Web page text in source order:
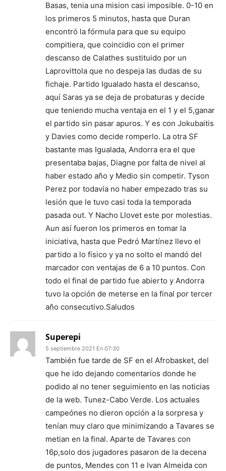
Basas, tenia una mision casi imposible. 0-10 en
los primeros 5 minutos, hasta que Duran
encontró la fórmula para que su equipo
compitiera, que coincidio con el primer
descanso de Calathes sustituido por un
Laprovittola que no despeja las dudas de su
fichaje. Partido Igualado hasta el descanso,
aquí Saras ya se deja de probaturas y decide
que teniendo mucha ventaja en el 1 y el 5,ganar
el partido sin pasar apuros. Y es con Jokubaitis
y Davies como decide romperlo. La otra SF
bastante mas Igualada, Andorra era el que
presentaba bajas, Diagne por falta de nivel al
haber estado año y Medio sin competir. Tyson
Perez por todavía no haber empezado tras su
lesión que le tuvo casi toda la temporada
pasada out. Y Nacho Llovet este por molestias.
Aun así fueron los primeros en tomar la
iniciativa, hasta que Pedró Martínez llevo el
partido a lo fisico y ya no solto el mandó del
marcador con ventajas de 6 a 10 puntos. Con
todo el final de partido fue abierto y Andorra
tuvo la opción de meterse en la final por tercer
año consecutivo.Saludos
Superepi
5 septiembre 2021 En 07:30
También fue tarde de SF en el Afrobasket, del
que he ido dejando comentarios donde he
podido al no tener seguimiento en las noticias
de la web. Tunez-Cabo Verde. Los actuales
campeónes no dieron opción a la sorpresa y
tenían muy claro que minimizando a Tavares se
metian en la final. Aparte de Tavares con
16p,solo dos jugadores pasaron de la decena
de puntos, Mendes con 11 e Ivan Almeida con